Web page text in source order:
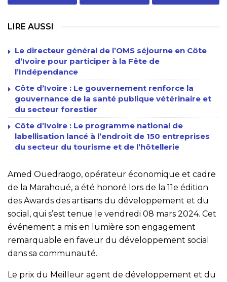
LIRE AUSSI
Le directeur général de l’OMS séjourne en Côte
d’Ivoire pour participer à la Fête de
l’Indépendance
Côte d’Ivoire : Le gouvernement renforce la
gouvernance de la santé publique vétérinaire et
du secteur forestier
Côte d’Ivoire : Le programme national de
labellisation lancé à l’endroit de 150 entreprises
du secteur du tourisme et de l’hôtellerie
Amed Ouedraogo, opérateur économique et cadre
de la Marahoué, a été honoré lors de la 11e édition
des Awards des artisans du développement et du
social, qui s’est tenue le vendredi 08 mars 2024. Cet
événement a mis en lumière son engagement
remarquable en faveur du développement social
dans sa communauté.
Le prix du Meilleur agent de développement et du